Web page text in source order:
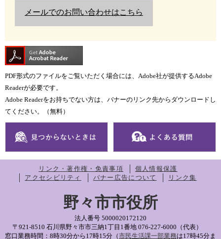
メールでのお問い合わせはこちら
PDF形式のファイルをご覧いただく場合には、Adobe社が提供するAdobe
Readerが必要です。
Adobe Readerをお持ちでない方は、バナーのリンク先からダウンロードし
てください。（無料）
リンク・著作権・免責事項
個人情報保護
アクセシビリティ
バナー広告について リンク集
野々市市役所
法人番号 5000020172120
〒921-8510 石川県野々市市三納1丁目1番地 076-227-6000（代表）
窓口業務時間：8時30分から17時15分（市民生活課一部業務は17時45分ま